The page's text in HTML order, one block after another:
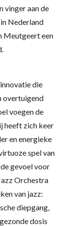
vinger aan de
Nederland
Meutgeert een
die
overtuigend
voegen de
heeft zich keer
en energieke
spel van
gevoel voor
Orchestra
van jazz:
diepgang,
dosis